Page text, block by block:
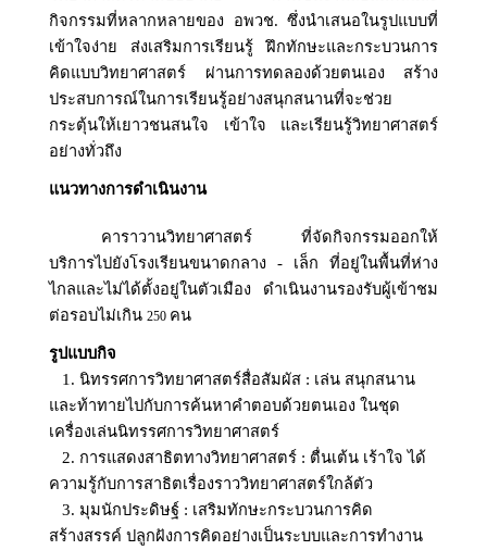
กิจกรรมที่หลากหลายของ อพวช. ซึ่งนำเสนอในรูปแบบที่
เข้าใจง่าย ส่งเสริมการเรียนรู้ ฝึกทักษะและกระบวนการ
คิดแบบวิทยาศาสตร์
ผ่านการทดลองด้วยตนเอง
สร้าง
ประสบการณ์ในการเรียนรู้อย่างสนุกสนานที่จะช่วย
กระตุ้นให้เยาวชนสนใจ เข้าใจ และเรียนรู้วิทยาศาสตร์
อย่างทั่วถึง
แนวทางการดำเนินงาน
คาราวานวิทยาศาสตร์ ที่จัดกิจกรรมออกให้
บริการไปยังโรงเรียนขนาดกลาง - เล็ก ที่อยู่ในพื้นที่ห่าง
ไกลและไม่ได้ตั้งอยู่ในตัวเมือง ดำเนินงานรองรับผู้เข้าชม
ต่อรอบไม่เกิน 250 คน
รูปแบบกิจ
1. นิทรรศการวิทยาศาสตร์สื่อสัมผัส : เล่น สนุกสนาน
และท้าทายไปกับการค้นหาคำตอบด้วยตนเอง ในชุด
เครื่องเล่นนิทรรศการวิทยาศาสตร์
2. การแสดงสาธิตทางวิทยาศาสตร์ : ตื่นเต้น เร้าใจ ได้
ความรู้กับการสาธิตเรื่องราววิทยาศาสตร์ใกล้ตัว
3. มุมนักประดิษฐ์ : เสริมทักษะกระบวนการคิด
สร้างสรรค์ ปลูกฝังการคิดอย่างเป็นระบบและการทำงาน